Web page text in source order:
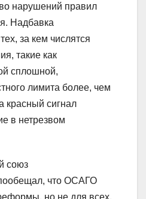
нарушений правил
Надбавка
за кем числятся
такие как
сплошной,
лимита более, чем
красный сигнал
в нетрезвом
союз
что ОСАГО
но не для всех.